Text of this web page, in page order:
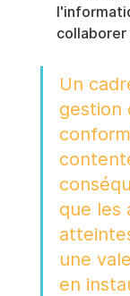
Un
gestion
que les
une
en